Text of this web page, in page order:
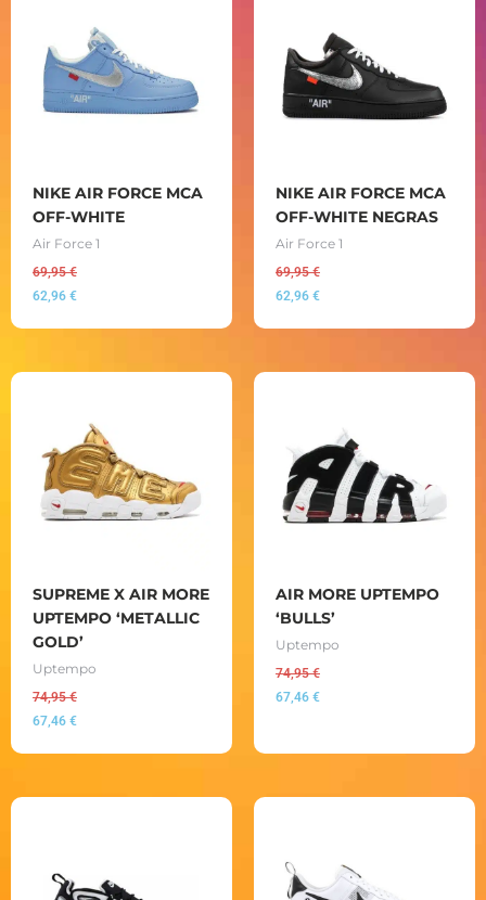
NIKE AIR FORCE MCA
OFF-WHITE
Air Force 1
69,95€
62,96 €
NIKE AIR FORCE MCA
OFF-WHITE NEGRAS
Air Force 1
69,95€
62,96 €
SUPREME X AIR MORE
UPTEMPO ‘METALLIC
GOLD’
Uptempo
74,95€
67,46 €
AIR MORE UPTEMPO
‘BULLS’
Uptempo
74,95€
67,46 €